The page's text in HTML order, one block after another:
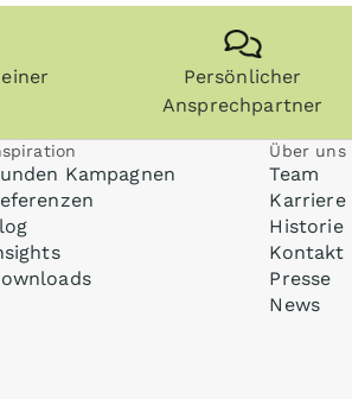
Persönlicher
Ansprechpartner
Kampagnen
Über uns
Team
Karriere
Historie
Kontakt
Presse
News